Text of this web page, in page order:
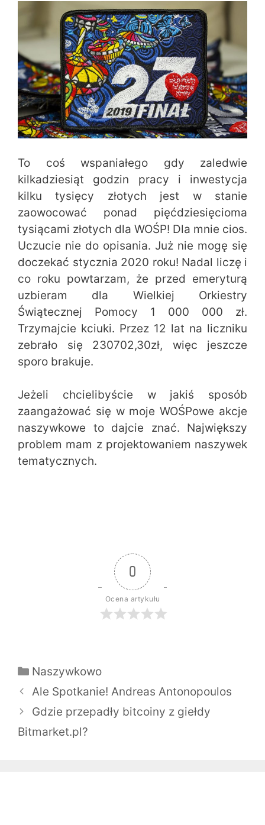
To coś wspaniałego gdy zaledwie
kilkadziesiąt godzin pracy i inwestycja
kilku tysięcy złotych jest w stanie
zaowocować ponad pięćdziesięcioma
tysiącami złotych dla WOŚP! Dla mnie cios.
Uczucie nie do opisania. Już nie mogę się
doczekać stycznia 2020 roku! Nadal liczę i
co roku powtarzam, że przed emeryturą
uzbieram dla Wielkiej Orkiestry
Świątecznej Pomocy 1 000 000 zł.
Trzymajcie kciuki. Przez 12 lat na liczniku
zebrało się 230702,30zł, więc jeszcze
sporo brakuje.
Jeżeli chcielibyście w jakiś sposób
zaangażować się w moje WOŚPowe akcje
naszywkowe to dajcie znać. Największy
problem mam z projektowaniem naszywek
tematycznych.
0
Ocena artykułu
Kategorie
Naszywkowo
Nawigacja
wpisu
Ale Spotkanie! Andreas Antonopoulos
Gdzie przepadły bitcoiny z giełdy
Bitmarket.pl?